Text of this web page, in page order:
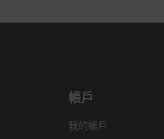
帳戶
我的帳戶